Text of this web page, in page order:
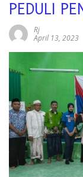
PEDULI
Rj
April 13, 2023